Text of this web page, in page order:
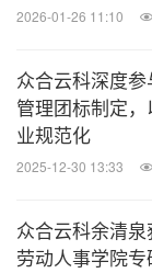
2026-01-26 11:10
众合云科深度
管理团标制定
业规范化
2025-12-30 13:33
众合云科余清
劳动人事学院